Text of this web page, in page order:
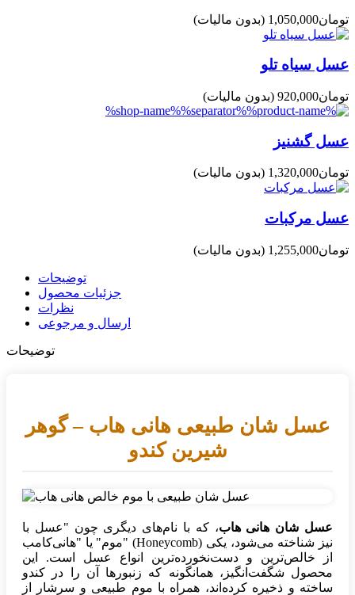
(بدون مالیات)
عسل سیاه تلو
(بدون مالیات)
عسل گشنیز
(بدون مالیات)
عسل مرکبات
(بدون مالیات)
توضیحات
جزئیات محصول
نظرات
ارسال و مرجوعی
توضیحات
عسل شان طبیعی هانی هاب – گوهر
شیرین کندو
عسل شان هانی هاب، که با نام‌های دیگری چون "عسل با
موم" یا "هانی‌کامب" (Honeycomb) نیز شناخته می‌شود، یکی
از خالص‌ترین و دست‌نخورده‌ترین انواع عسل است. این
محصول شگفت‌انگیز، همانگونه که زنبورها آن را در کندو
ساخته و ذخیره کرده‌اند، همراه با موم طبیعی و سرشار از